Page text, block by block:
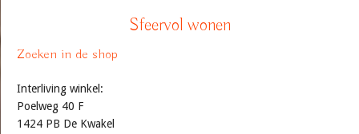
Sfeervol wonen
Zoeken in de shop
Interliving winkel:
Poelweg 40 F
1424 PB De Kwakel